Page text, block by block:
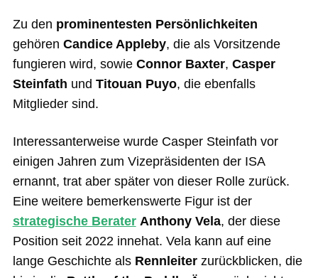
Zu den prominentesten Persönlichkeiten
gehören Candice Appleby, die als Vorsitzende
fungieren wird, sowie Connor Baxter, Casper
Steinfath und Titouan Puyo, die ebenfalls
Mitglieder sind.
Interessanterweise wurde Casper Steinfath vor
einigen Jahren zum Vizepräsidenten der ISA
ernannt, trat aber später von dieser Rolle zurück.
Eine weitere bemerkenswerte Figur ist der
strategische Berater Anthony Vela, der diese
Position seit 2022 innehat. Vela kann auf eine
lange Geschichte alsRennleiterzurückblicken, die